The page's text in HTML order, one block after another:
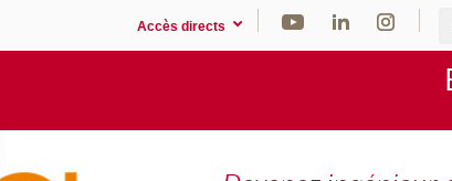
Accès directs